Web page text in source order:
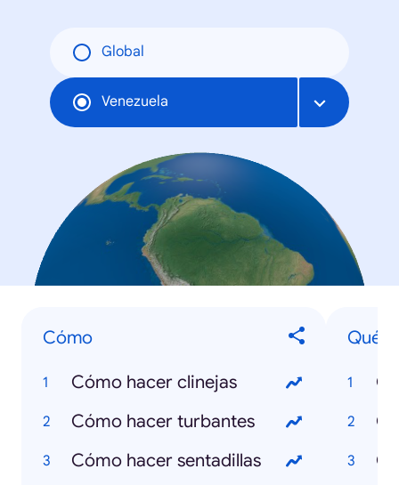
Global
Venezuela
Cómo
Cómo hacer clinejas
Cómo hacer turbantes
Cómo hacer sentadillas
Qué